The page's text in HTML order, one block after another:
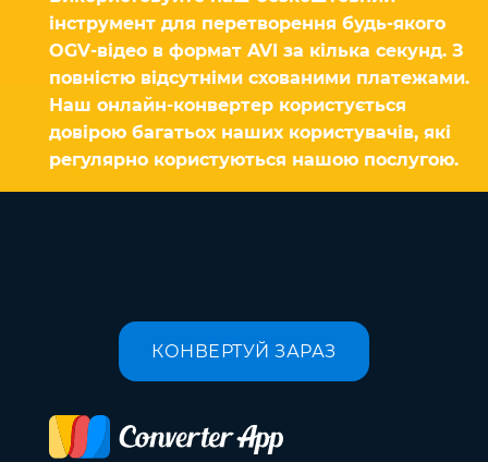
інструмент для перетворення будь-якого
OGV-відео в формат AVI за кілька секунд. З
повністю відсутніми схованими платежами.
Наш онлайн-конвертер користується
довірою багатьох наших користувачів, які
регулярно користуються нашою послугою.
КОНВЕРТУЙ ЗАРАЗ